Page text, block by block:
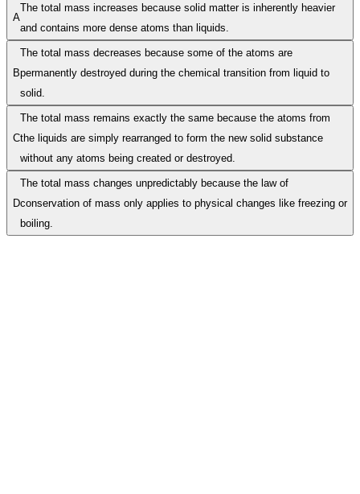
A
The total mass increases because solid matter is inherently heavier
and contains more dense atoms than liquids.
B
The total mass decreases because some of the atoms are
permanently destroyed during the chemical transition from liquid to
solid.
C
The total mass remains exactly the same because the atoms from
the liquids are simply rearranged to form the new solid substance
without any atoms being created or destroyed.
D
The total mass changes unpredictably because the law of
conservation of mass only applies to physical changes like freezing or
boiling.